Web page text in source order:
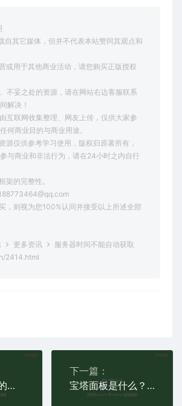
自其它媒体，但并不代表本站赞同其观点和
或用于其他商业活动，请您购买正版授权
不妥之处的资源，请在网站右边客服联系
解决！
互联网收集整理、网友上传，仅供大家参
何商业目的与商业用途。
源仅供参考学习使用，版权归原著所有，
与商业和非法行为，请在24小时之内自行
架的完整性。
，则视为您100%认同并接受以上所述全部
更多资讯
服务器时间不能自动获取
2414.html
怎么限制mp4的视频下载呢
下一篇：
宝塔面板是什么？怎么使用？